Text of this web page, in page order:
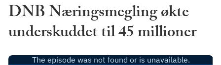
DNB Næringsmegling økte
underskuddet til 45 millioner